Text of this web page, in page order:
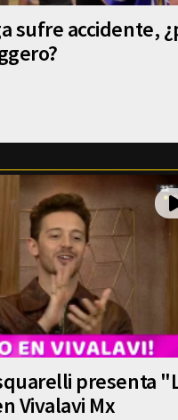
sufre accidente,
presenta
Vivalavi Mx